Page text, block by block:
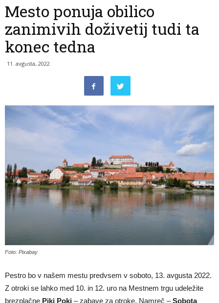
Mesto ponuja obilico
zanimivih doživetij tudi ta
konec tedna
11. avgusta, 2022
Foto: Pixabay
Pestro bo v našem mestu predvsem v soboto, 13. avgusta 2022.
Z otroki se lahko med 10. in 12. uro na Mestnem trgu udeležite
brezplačne Piki Poki – zabave za otroke. Namreč –Sobota